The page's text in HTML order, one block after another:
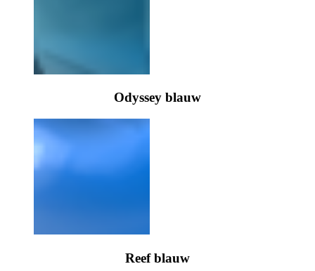
Odyssey blauw
Reef blauw